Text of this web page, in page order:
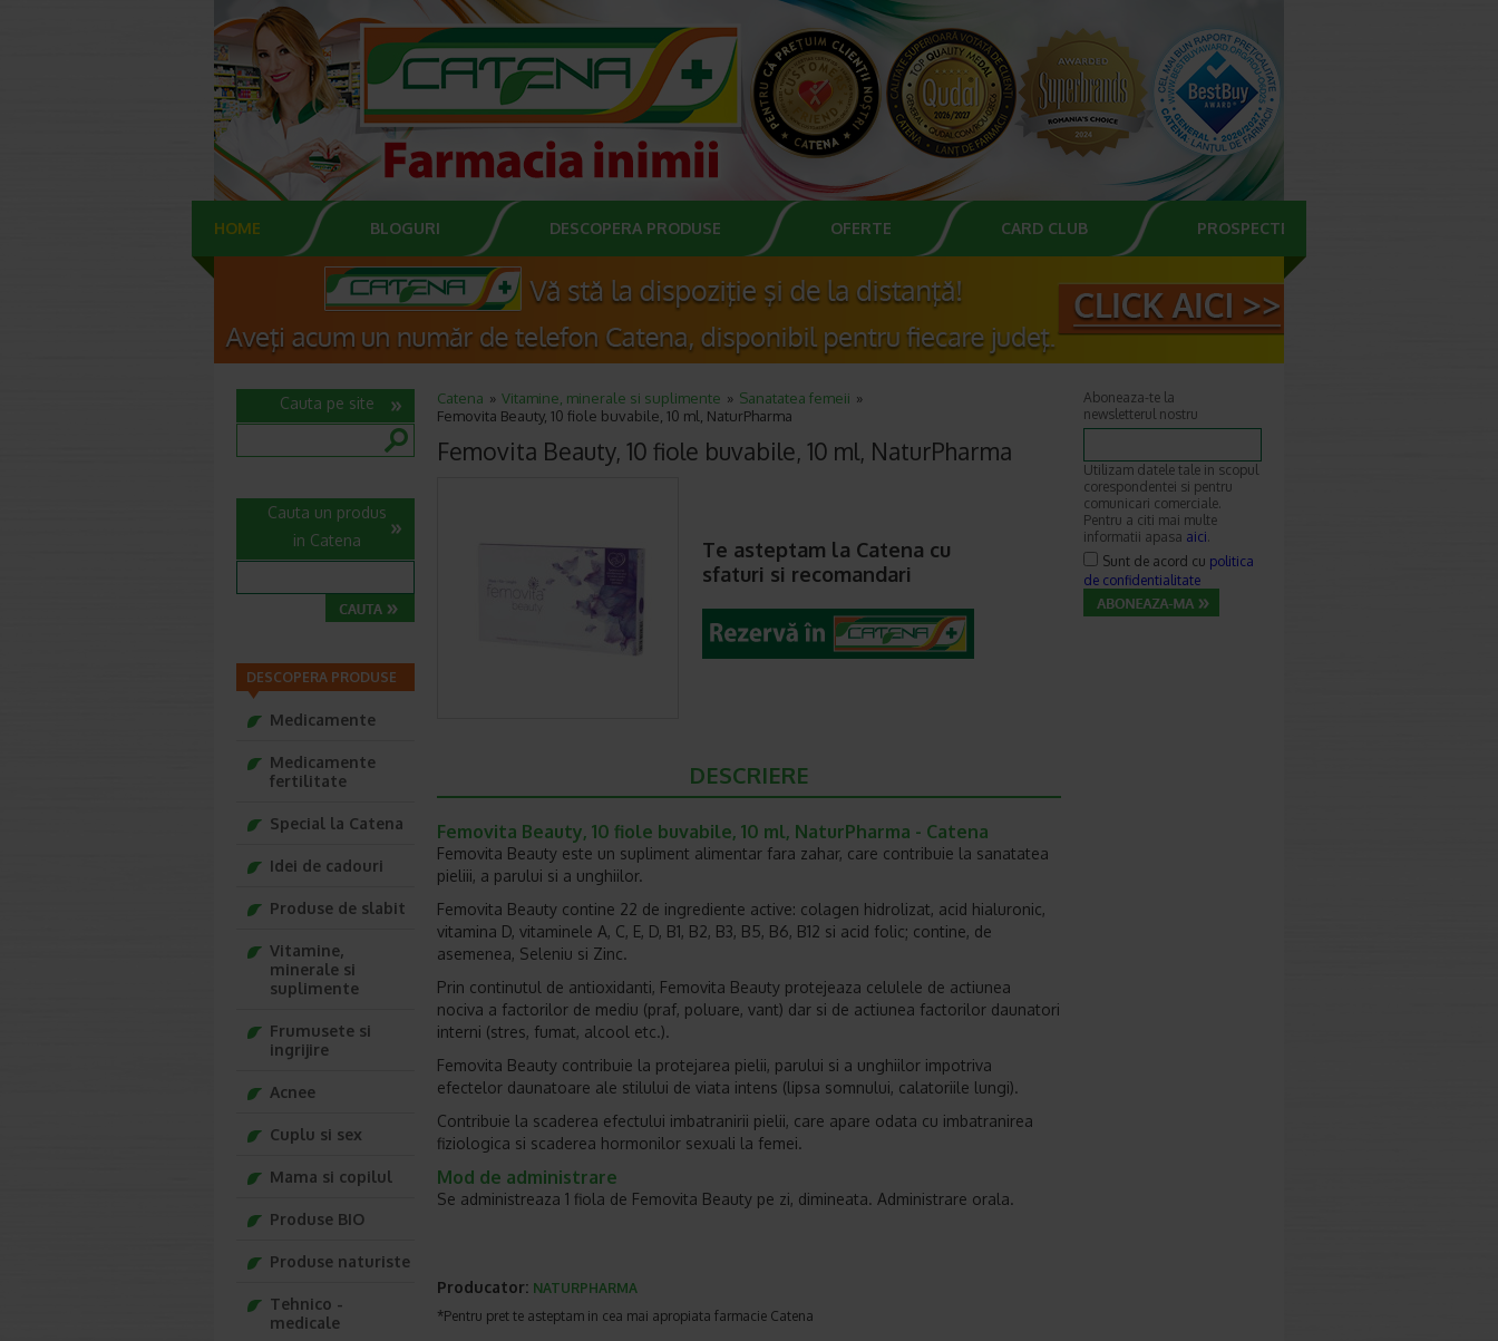
HOME BLOGURI DESCOPERA PRODUSE OFERTE CARD CLUB PROSPECTE
Catena Vitamine, minerale si suplimente
Sanatatea femeii
Femovita Beauty, 10 fiole buvabile, 10 ml, NaturPharma
Femovita Beauty, 10 fiole buvabile, 10 ml, NaturPharma
Te asteptam la Catena cu
sfaturi si recomandari
DESCRIERE
Femovita Beauty, 10 fiole buvabile, 10 ml, NaturPharma - Catena
Femovita Beauty este un supliment alimentar fara zahar, care contribuie la sanatatea
pieliii, a parului si a unghiilor.
Femovita Beauty contine 22 de ingrediente active: colagen hidrolizat, acid hialuronic,
vitamina D, vitaminele A, C, E, D, B1, B2, B3, B5, B6, B12 si acid folic; contine, de
asemenea, Seleniu si Zinc.
Prin continutul de antioxidanti, Femovita Beauty protejeaza celulele de actiunea
nociva a factorilor de mediu (praf, poluare, vant) dar si de actiunea factorilor daunatori
interni (stres, fumat, alcool etc.).
Femovita Beauty contribuie la protejarea pielii, parului si a unghiilor impotriva
efectelor daunatoare ale stilului de viata intens (lipsa somnului, calatoriile lungi).
Contribuie la scaderea efectului imbatranirii pielii, care apare odata cu imbatranirea
fiziologica si scaderea hormonilor sexuali la femei.
Mod de administrare
Se administreaza 1 fiola de Femovita Beauty pe zi, dimineata. Administrare orala.
Producator: NATURPHARMA
*Pentru pret te asteptam in cea mai apropiata farmacie Catena
Cauta pe site
Cauta un produs
in Catena
DESCOPERA PRODUSE
Medicamente
Medicamente
fertilitate
Special la Catena
Idei de cadouri
Produse de slabit
Vitamine,
minerale si
suplimente
Frumusete si
ingrijire
Acnee
Cuplu si sex
Mama si copilul
Produse BIO
Produse naturiste
Tehnico -
medicale
Aboneaza-te la
newsletterul nostru
Utilizam datele tale in scopul
corespondentei si pentru
comunicari comerciale.
Pentru a citi mai multe
informatii apasa aici.
Sunt de acord cu politica
de confidentialitate